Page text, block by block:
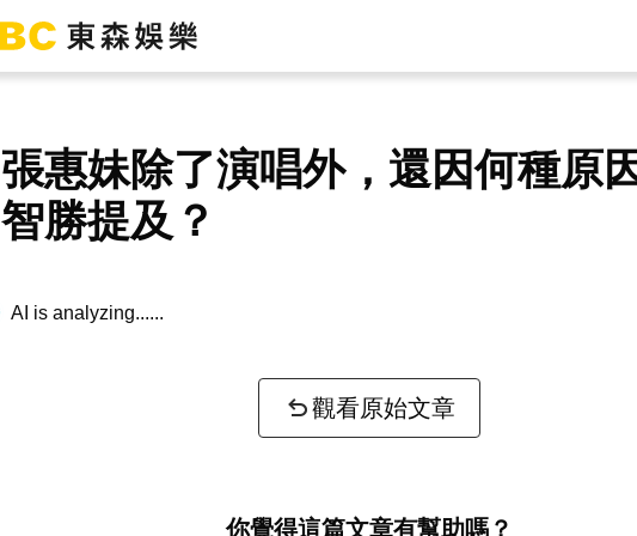
張惠妹除了演唱外，還因何種原
智勝提及？
AI is analyzing...
觀看原始文章
你覺得這篇文章有幫助嗎？